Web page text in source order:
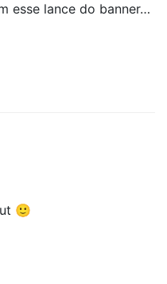
esse lance do banner…
🙂